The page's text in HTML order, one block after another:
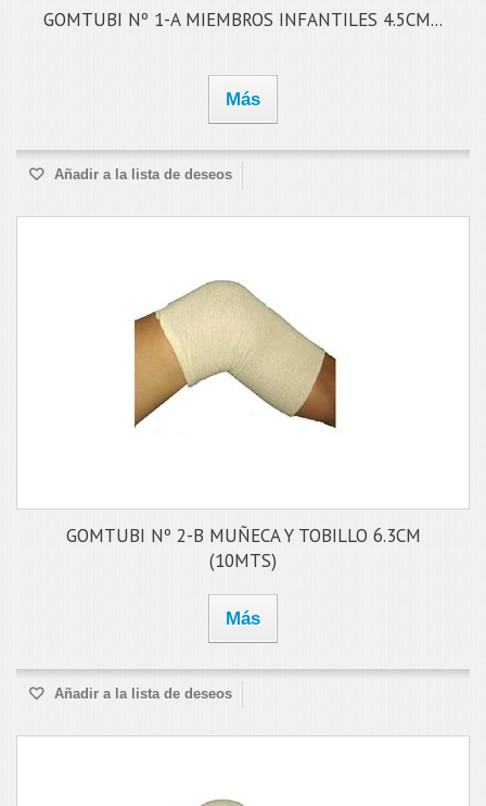
GOMTUBI Nº 1-A MIEMBROS INFANTILES 4.5CM...
Más
Añadir a la lista de deseos
GOMTUBI Nº 2-B MUÑECA Y TOBILLO 6.3CM
(10MTS)
Más
Añadir a la lista de deseos